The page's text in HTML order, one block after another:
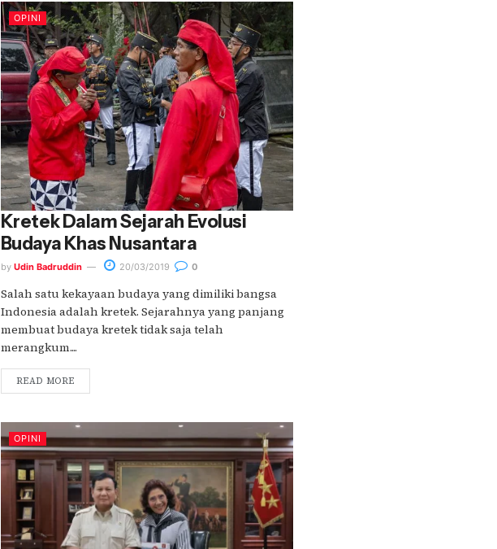
OPINI
Kretek Dalam Sejarah Evolusi
Budaya Khas Nusantara
by Udin Badruddin 20/03/2019 0
Salah satu kekayaan budaya yang dimiliki bangsa
Indonesia adalah kretek. Sejarahnya yang panjang
membuat budaya kretek tidak saja telah
merangkum....
READ MORE
OPINI